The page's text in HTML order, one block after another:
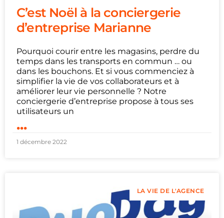
C’est Noël à la conciergerie
d’entreprise Marianne
Pourquoi courir entre les magasins, perdre du
temps dans les transports en commun … ou
dans les bouchons. Et si vous commenciez à
simplifier la vie de vos collaborateurs et à
améliorer leur vie personnelle ? Notre
conciergerie d’entreprise propose à tous ses
utilisateurs un
...
1 décembre 2022
LA VIE DE L'AGENCE